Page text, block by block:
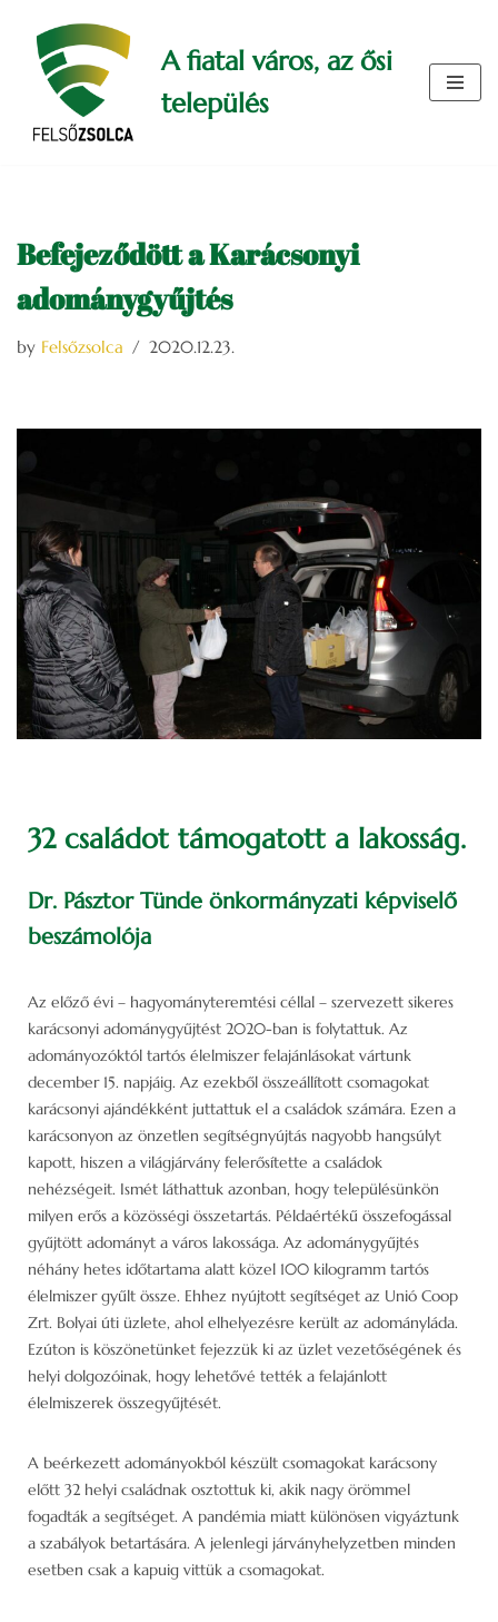
Skip
content
A fiatal város, az ősi
település
Befejeződött a Karácsonyi
adománygyűjtés
by Felsőzsolca 2020.12.23.
32 családot támogatott a lakosság.
Dr. Pásztor Tünde önkormányzati képviselő
beszámolója
Az előző évi – hagyományteremtési céllal – szervezett sikeres
karácsonyi adománygyűjtést 2020-ban is folytattuk. Az
adományozóktól tartós élelmiszer felajánlásokat vártunk
december 15. napjáig. Az ezekből összeállított csomagokat
karácsonyi ajándékként juttattuk el a családok számára. Ezen a
karácsonyon az önzetlen segítségnyújtás nagyobb hangsúlyt
kapott, hiszen a világjárvány felerősítette a családok
nehézségeit. Ismét láthattuk azonban, hogy településünkön
milyen erős a közösségi összetartás. Példaértékű összefogással
gyűjtött adományt a város lakossága. Az adománygyűjtés
néhány hetes időtartama alatt közel 100 kilogramm tartós
élelmiszer gyűlt össze. Ehhez nyújtott segítséget az Unió Coop
Zrt. Bolyai úti üzlete, ahol elhelyezésre került az adományláda.
Ezúton is köszönetünket fejezzük ki az üzlet vezetőségének és
helyi dolgozóinak, hogy lehetővé tették a felajánlott
élelmiszerek összegyűjtését.
A beérkezett adományokból készült csomagokat karácsony
előtt 32 helyi családnak osztottuk ki, akik nagy örömmel
fogadták a segítséget. A pandémia miatt különösen vigyáztunk
a szabályok betartására. A jelenlegi járványhelyzetben minden
esetben csak a kapuig vittük a csomagokat.